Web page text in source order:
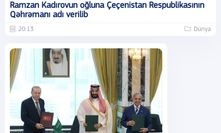
Ramzan Kadırovun oğluna Çeçenistan Respublikasının
Qəhrəmanı adı verilib
20:13 Dünya